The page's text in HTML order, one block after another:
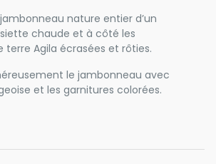
nature entier d’un
chaude et à côté les
terre Agila écrasées et rôties.
le jambonneau avec
et les garnitures colorées.